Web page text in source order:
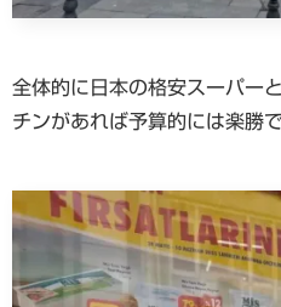
全体的に日本の格安スーパー
チンがあれば予算的には楽勝